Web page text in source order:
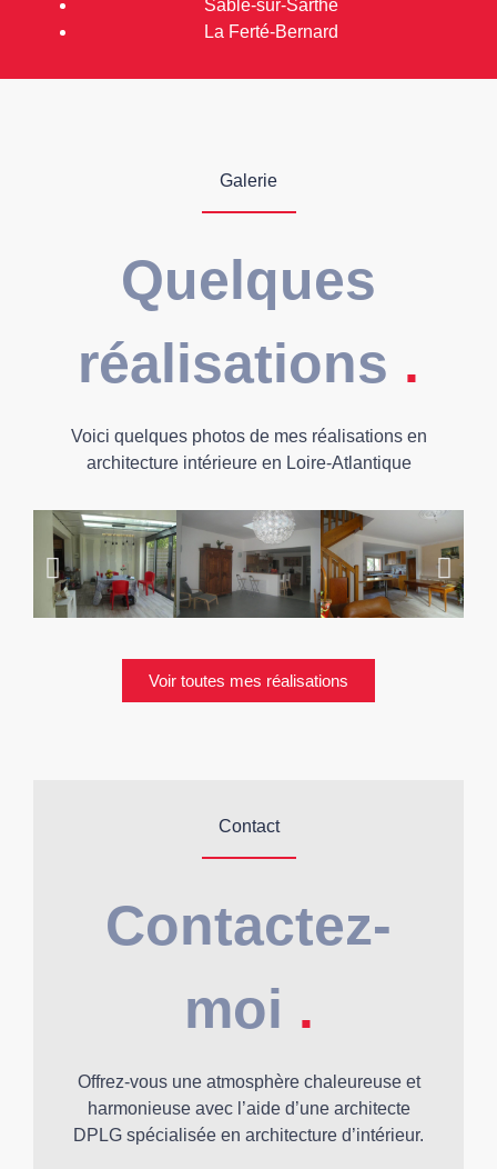
Sablé-sur-Sarthe
La Ferté-Bernard
Galerie
Quelques
réalisations .
Voici quelques photos de mes réalisations en
architecture intérieure en Loire-Atlantique
Voir toutes mes réalisations
Contact
Contactez-
moi .
Offrez-vous une atmosphère chaleureuse et
harmonieuse avec l’aide d’une architecte
DPLG spécialisée en architecture d’intérieur.